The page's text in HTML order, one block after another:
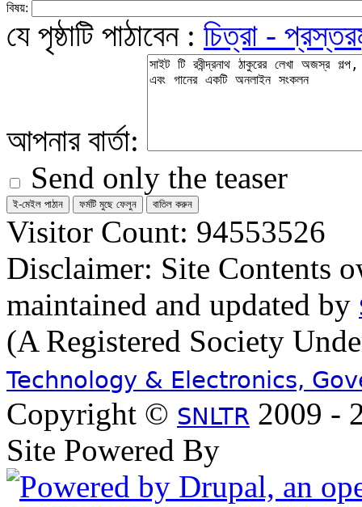
বিষয়:
যে পৃষ্ঠাটি পাঠাবেন : চিত্রা -
আপনার বার্তা:
Send only the teaser
Visitor Count: 94553526
Disclaimer: Site Contents
maintained and updated by
(A Registered Society
Technology & Electronics,
Copyright © SNLTR 2009 -
Site Powered By